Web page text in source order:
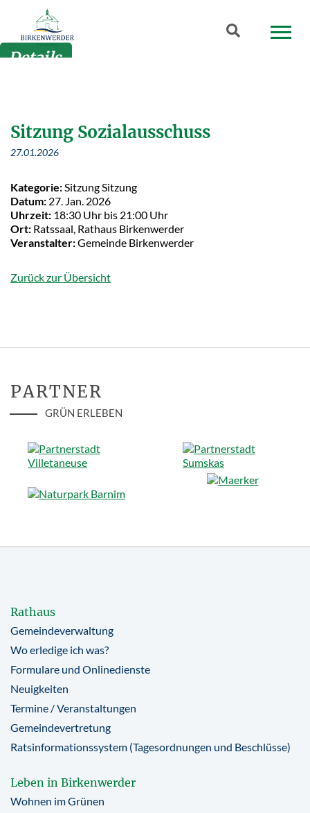
Zum Hauptinhalt springen
Suchbegriff
Details
Sitzung Sozialausschuss
27.01.2026
Kategorie:Sitzung Sitzung
Datum: 27. Jan. 2026
Uhrzeit: 18:30 Uhr bis 21:00 Uhr
Ort: Ratssaal, Rathaus Birkenwerder
Veranstalter:Gemeinde Birkenwerder
Zurück zur Übersicht
PARTNER
GRÜN ERLEBEN
Rathaus
Gemeindeverwaltung
Wo erledige ich was?
Formulare und Onlinedienste
Neuigkeiten
Termine / Veranstaltungen
Gemeindevertretung
Ratsinformationssystem (Tagesordnungen und Beschlüsse)
Leben in Birkenwerder
Wohnen im Grünen